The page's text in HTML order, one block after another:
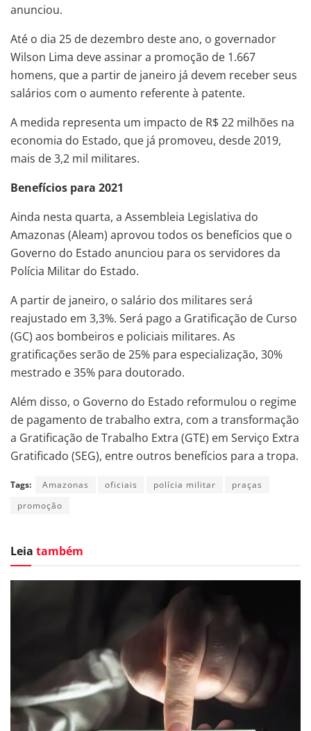
anunciou.
Até o dia 25 de dezembro deste ano, o governador
Wilson Lima deve assinar a promoção de 1.667
homens, que a partir de janeiro já devem receber seus
salários com o aumento referente à patente.
A medida representa um impacto de R$ 22 milhões na
economia do Estado, que já promoveu, desde 2019,
mais de 3,2 mil militares.
Benefícios para 2021
Ainda nesta quarta, a Assembleia Legislativa do
Amazonas (Aleam) aprovou todos os benefícios que o
Governo do Estado anunciou para os servidores da
Polícia Militar do Estado.
A partir de janeiro, o salário dos militares será
reajustado em 3,3%. Será pago a Gratificação de Curso
(GC) aos bombeiros e policiais militares. As
gratificações serão de 25% para especialização, 30%
mestrado e 35% para doutorado.
Além disso, o Governo do Estado reformulou o regime
de pagamento de trabalho extra, com a transformação
a Gratificação de Trabalho Extra (GTE) em Serviço Extra
Gratificado (SEG), entre outros benefícios para a tropa.
Tags: Amazonas oficiais polícia militar
praças
promoção
Leia também